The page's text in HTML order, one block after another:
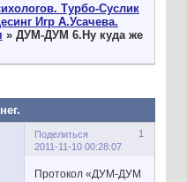
Турбо-Суслик
Игр А.Усачева.
» ДУМ-ДУМ 6.Ну куда же
Поделиться
1
2011-11-10 00:28:07
Протокол «ДУМ-ДУМ